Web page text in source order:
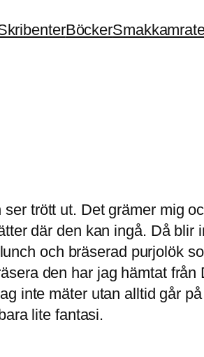
Böcker
trött ut. Det grämer mig
där den kan ingå. Då blir
och bräserad purjolök
den har jag hämtat från
inte mäter utan alltid går
lite fantasi.